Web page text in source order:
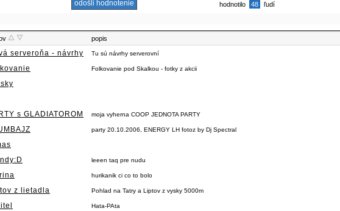
hodnotilo 48 ľudí
popis
serveroňa - návrhy Tu sú návrhy serverovní
Folkovanie pod Skalkou - fotky z akcii
s GLADIATOROM moja vyherna COOP JEDNOTA PARTY
party 20.10.2006, ENERGY LH fotoz by Dj Spectral
leeen taq pre nudu
hurikanik ci co to bolo
z lietadla Pohlad na Tatry a Liptov z vysky 5000m
Hata-PAta